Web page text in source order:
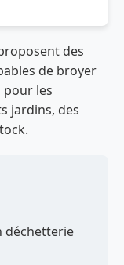
des
de broyer
pour les
jardins, des
déchetterie